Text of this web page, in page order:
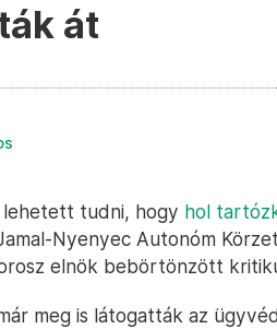
át
lehetett tudni, hogy hol
Nyenyec Autonóm
elnök bebörtönzött
meg is látogatták az